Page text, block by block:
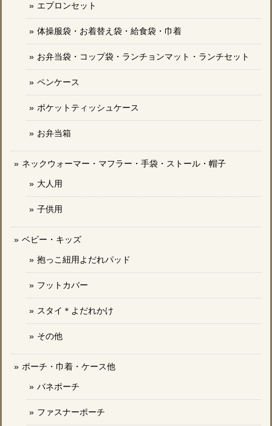
エプロンセット
体操服袋・お着替え袋・給食袋・巾着
お弁当袋・コップ袋・ランチョンマット・ランチセット
ペンケース
ポケットティッシュケース
お弁当箱
ネックウォーマー・マフラー・手袋・ストール・帽子
大人用
子供用
ベビー・キッズ
抱っこ紐用よだれパッド
フットカバー
スタイ＊よだれかけ
その他
ポーチ・巾着・ケース他
バネポーチ
ファスナーポーチ